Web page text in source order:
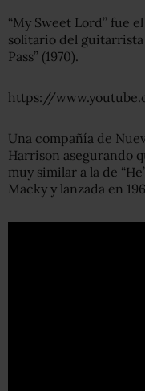
“My Sweet Lord” fue
solitario del guitarrista
Pass” (1970).
https://
Una compañía de
Harrison asegurando
muy similar a la de
Macky y lanzada en